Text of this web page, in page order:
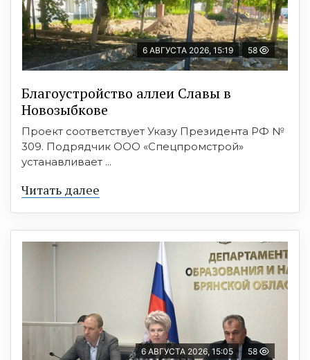
6 АВГУСТА 2026, 15:19 58
Благоустройство аллеи Славы в
Новозыбкове
Проект соответствует Указу Президента РФ №
309. Подрядчик ООО «Спецпромстрой»
устанавливает ...
Читать далее
6 АВГУСТА 2026, 15:05 58